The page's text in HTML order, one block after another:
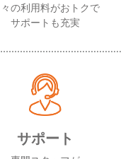
々の利用料がおトクで
サポートも充実
サポート